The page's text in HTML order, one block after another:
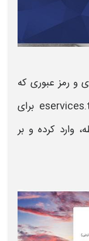
و رمز عبوری که
حین ثبت نام در این سایت eservices.tamin.ir برای
وارد کرده و بر